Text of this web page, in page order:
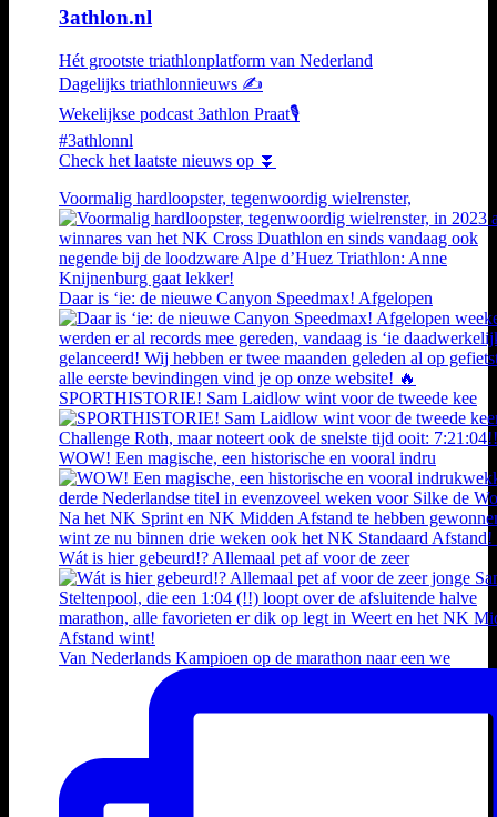
3athlon.nl
Hét grootste triathlonplatform van Nederland
Dagelijks triathlonnieuws ✍️
Wekelijkse podcast 3athlon Praat🎙️
#3athlonnl
Check het laatste nieuws op ⏬
Voormalig hardloopster, tegenwoordig wielrenster,
Daar is ‘ie: de nieuwe Canyon Speedmax! Afgelopen
SPORTHISTORIE! Sam Laidlow wint voor de tweede kee
WOW! Een magische, een historische en vooral indru
Wát is hier gebeurd!? Allemaal pet af voor de zeer
Van Nederlands Kampioen op de marathon naar een we